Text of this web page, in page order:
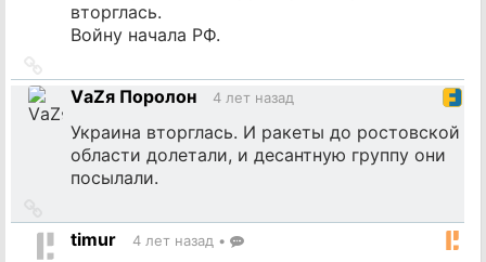
вторглась.
Войну начала РФ.
на
источник
VаZя Поролон 4 лет назад
Украина вторглась. И ракеты до ростовской
области долетали, и десантную группу они
посылали.
на
источник
timur 4 лет назад •